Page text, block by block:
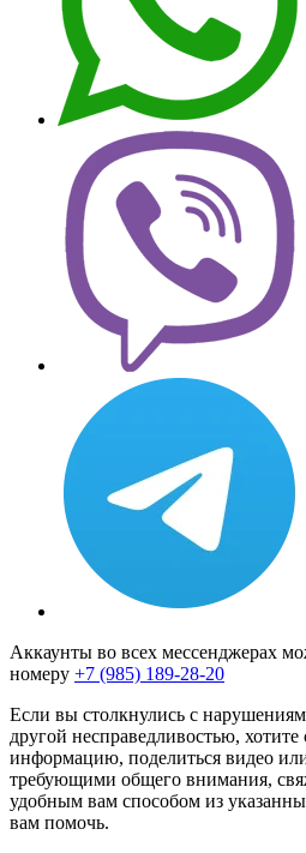
Аккаунты во всех мессенджерах
номеру +7 (985) 189-28-20
Если вы столкнулись с
другой несправедливостью,
информацию, поделиться видео
требующими общего внимания,
удобным вам способом из
вам помочь.